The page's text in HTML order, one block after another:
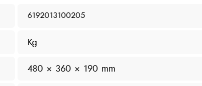
6192013100205
Kg
480 × 360 × 190 mm